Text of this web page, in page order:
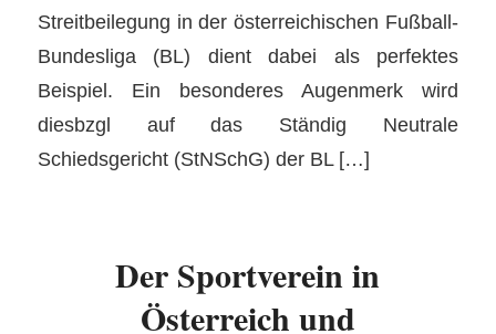
Streitbeilegung in der österreichischen Fußball-
Bundesliga (BL) dient dabei als perfektes
Beispiel. Ein besonderes Augenmerk wird
diesbzgl auf das Ständig Neutrale
Schiedsgericht (StNSchG) der BL […]
Der Sportverein in
Österreich und